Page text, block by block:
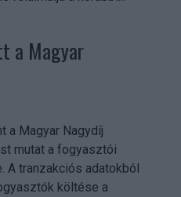
a Magyar
a Magyar Nagydíj
mutat a fogyasztói
A tranzakciós adatokból
költése a